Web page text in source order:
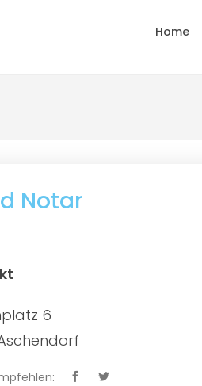
Home
Notar
6